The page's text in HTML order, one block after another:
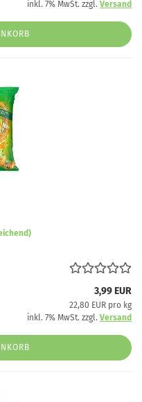
inkl. 7% MwSt. zzgl. Versand
3,99 EUR
22,80 EUR pro kg
inkl. 7% MwSt. zzgl. Versand